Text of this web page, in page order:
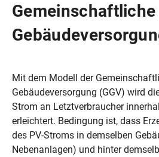
Gemeinschaftliche
Mit dem Modell der
Gebäudeversorgung (GGV) wird
Strom an Letztverbraucher
erleichtert. Bedingung ist, dass
des PV-Stroms in demselben
Nebenanlagen) und hinter